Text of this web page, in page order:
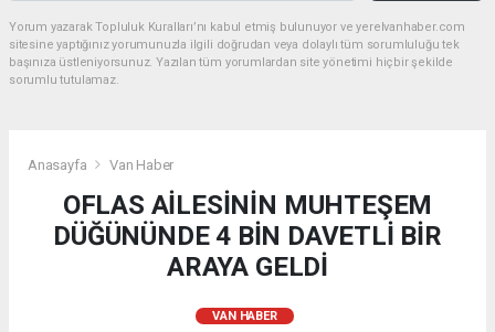
Yorum yazarak Topluluk Kuralları’nı kabul etmiş bulunuyor ve yerelvanhaber.com
sitesine yaptığınız yorumunuzla ilgili doğrudan veya dolaylı tüm sorumluluğu tek
başınıza üstleniyorsunuz. Yazılan tüm yorumlardan site yönetimi hiçbir şekilde
sorumlu tutulamaz.
Anasayfa Van Haber
OFLAS AİLESİNİN MUHTEŞEM
DÜĞÜNÜNDE 4 BİN DAVETLİ BİR
ARAYA GELDİ
VAN HABER